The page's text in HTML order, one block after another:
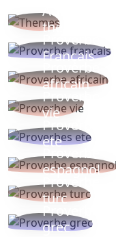
Autres
thèmes
Proverbe
Français
Proverbe
africain
Proverbe
vie
Proverbes
ete
Proverbe
espagnol
Proverbe
turc
Proverbe
grec